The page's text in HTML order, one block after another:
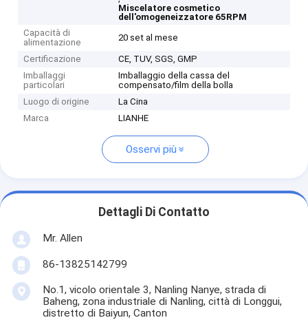
Miscelatore cosmetico
dell'omogeneizzatore 65RPM
Capacità di
alimentazione
20 set al mese
Certificazione
CE, TUV, SGS, GMP
Imballaggi
particolari
Imballaggio della cassa del
compensato/film della bolla
Luogo di origine
La Cina
Marca
LIANHE
Osservi più
Dettagli Di Contatto
Mr. Allen
86-13825142799
No.1, vicolo orientale 3, Nanling Nanye, strada di
Baheng, zona industriale di Nanling, città di Longgui,
distretto di Baiyun, Canton